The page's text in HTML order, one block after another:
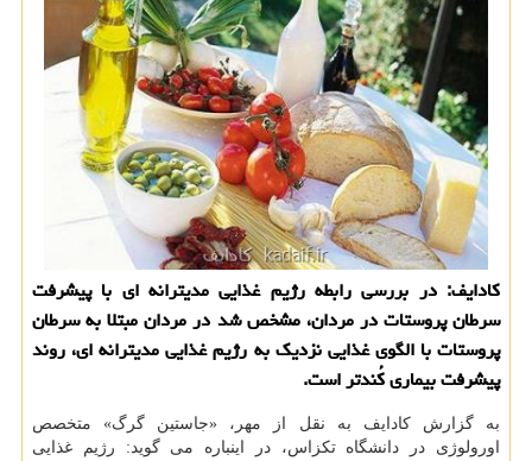
کادایف: در بررسی رابطه رژیم غذایی مدیترانه ای با پیشرفت
سرطان پروستات در مردان، مشخص شد در مردان مبتلا به سرطان
پروستات با الگوی غذایی نزدیک به رژیم غذایی مدیترانه ای، روند
پیشرفت بیماری کُندتر است.
به گزارش کادایف به نقل از مهر، «جاستین گرگ» متخصص
اورولوژی در دانشگاه تکزاس، در اینباره می گوید: رژیم غذایی